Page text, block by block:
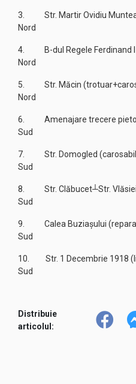
3. Str. Martir Ovidiu
Nord
4. B-dul Regele Ferdinand I
Nord
5. Str. Măcin
Nord
6. Amenajare trecere
Sud
7. Str. Domogled
Sud
8. Str. Clăbucet┴Str. Vlăsiei
Sud
9. Calea Buziașului
Sud
10. Str. 1 Decembrie 1918
Sud
Distribuie
articolul: